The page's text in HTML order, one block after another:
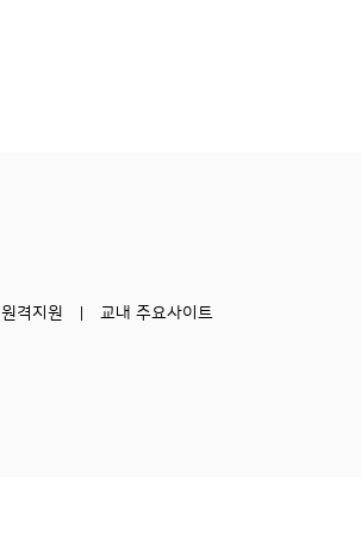
원격지원 교내 주요사이트